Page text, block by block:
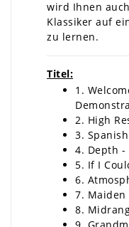
wird Ihnen
Klassiker auf
zu lernen.
Titel:
1.
2. High
3.
4. Depth
5. If I
6.
7. Maiden
8.